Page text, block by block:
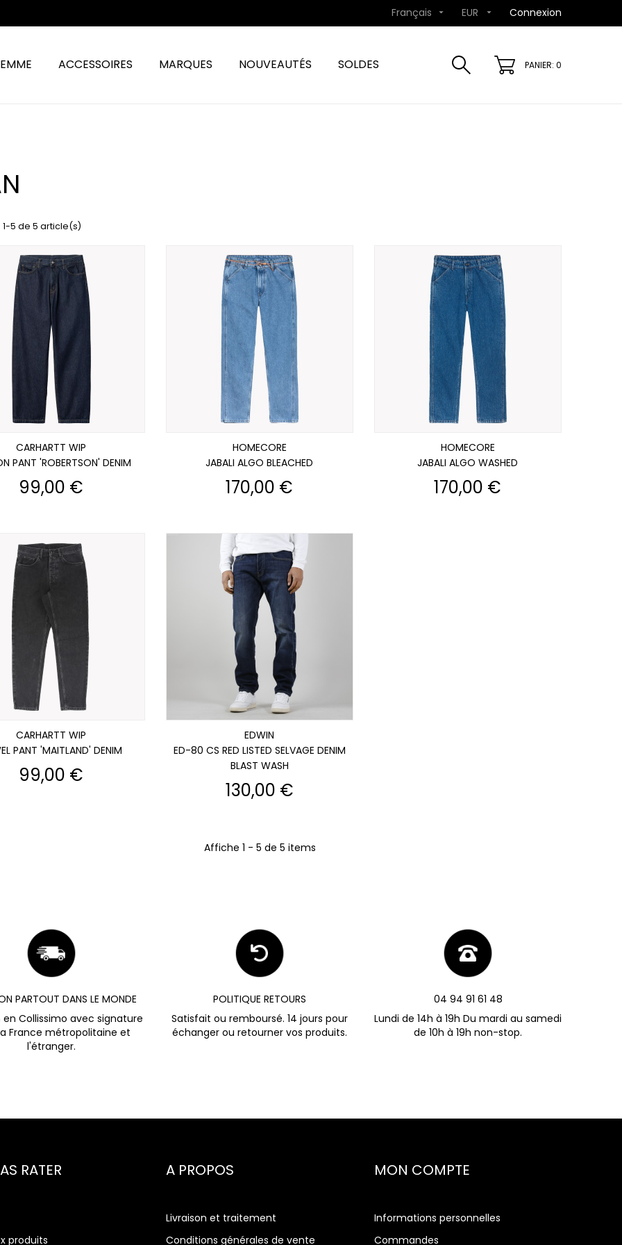
Français  EUR  Connexion
ACCESSOIRES MARQUES NOUVEAUTÉS SOLDES PANIER: 0
5 de 5 article(s)
CARHARTT WIP
PANT 'ROBERTSON' DENIM
Prix
99,00 €
HOMECORE
JABALI ALGO BLEACHED
Prix
170,00 €
HOMECORE
JABALI ALGO WASHED
Prix
170,00 €
CARHARTT WIP
PANT 'MAITLAND' DENIM
Prix
99,00 €
EDWIN
ED-80 CS RED LISTED SELVAGE DENIM
BLAST WASH
Prix
130,00 €
Affiche 1 - 5 de 5 items
PARTOUT DANS LE MONDE
en Collissimo avec signature
France métropolitaine et
l'étranger.
POLITIQUE RETOURS
Satisfait ou remboursé. 14 jours pour
échanger ou retourner vos produits.
04 94 91 61 48
Lundi de 14h à 19h Du mardi au samedi
de 10h à 19h non-stop.
RATER
produits
A PROPOS
Livraison et traitement
Conditions générales de vente
MON COMPTE
Informations personnelles
Commandes